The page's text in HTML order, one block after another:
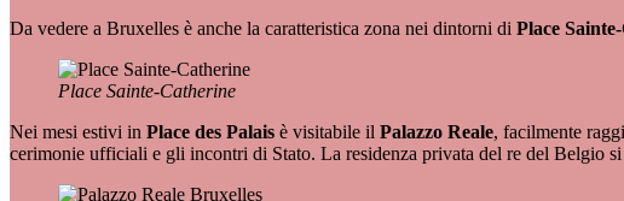
Da vedere a Bruxelles è anche la caratteristica zona nei dintorni di Place
Place Sainte-Catherine
Nei mesi estivi in Place des Palais è visitabile il Palazzo Reale, facilmente
cerimonie ufficiali e gli incontri di Stato. La residenza privata del re del Belgio